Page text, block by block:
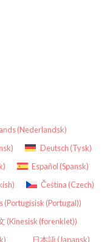
(Nederlandsk)
) Deutsch (Tysk)
) Español (Spansk)
) Čeština (Czech)
(Portugisisk (Portugal))
(Kinesisk (forenklet))
) 日本語(Japansk)